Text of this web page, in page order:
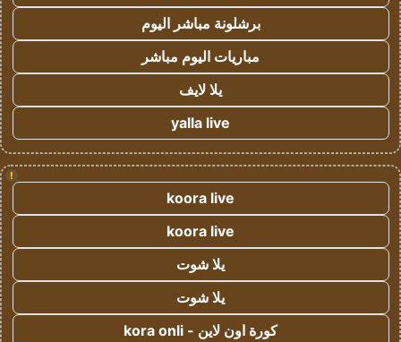
برشلونة مباشر اليوم
مباريات اليوم مباشر
يلا لايف
yalla live
!
koora live
koora live
يلا شوت
يلا شوت
كورة اون لاين - kora onli